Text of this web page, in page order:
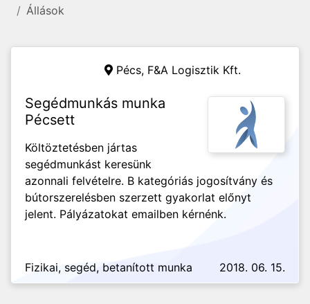
Állások
Pécs, F&A Logisztik Kft.
Segédmunkás munka
Pécsett
Költöztetésben jártas
segédmunkást keresünk
azonnali felvételre. B kategóriás jogosítvány és
bútorszerelésben szerzett gyakorlat előnyt
jelent. Pályázatokat emailben kérnénk.
Fizikai, segéd, betanított munka 2018. 06. 15.